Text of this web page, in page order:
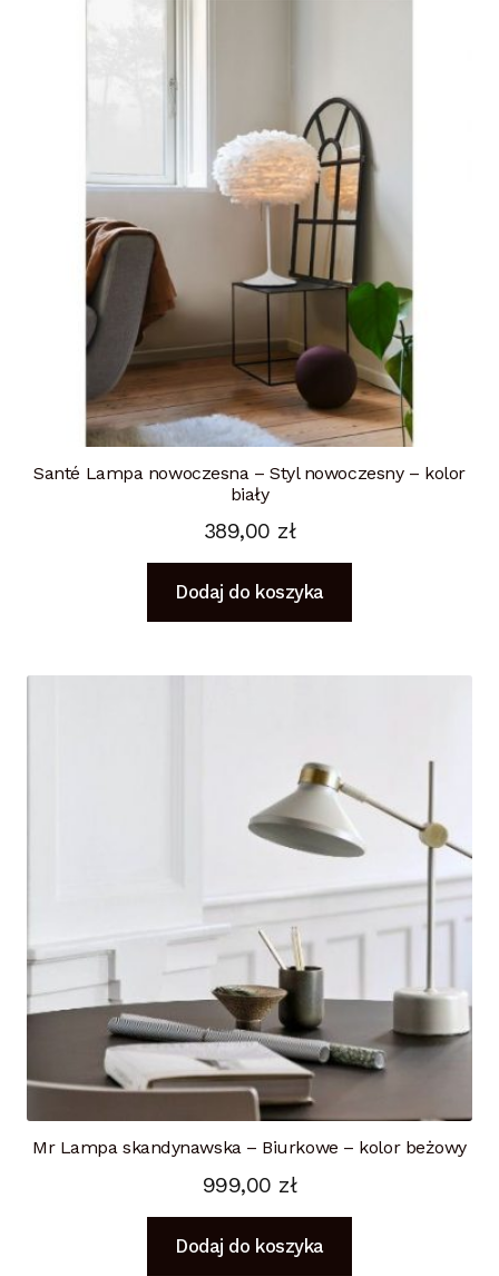
Santé Lampa nowoczesna – Styl nowoczesny – kolor
biały
389,00 zł
Dodaj do koszyka
Mr Lampa skandynawska – Biurkowe – kolor beżowy
999,00 zł
Dodaj do koszyka